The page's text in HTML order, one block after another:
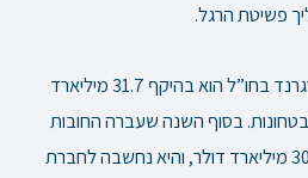
פשיטת הרגל.
הארגון מחדש של החוב של אוורגרנד בחו”ל הוא בהיקף 31.7 מיליארד
בסוף השנה שעברה החובות
של אוורגרנד עמדו על יותר מ-300 מיליארד דולר, והיא נחשבה לחברת